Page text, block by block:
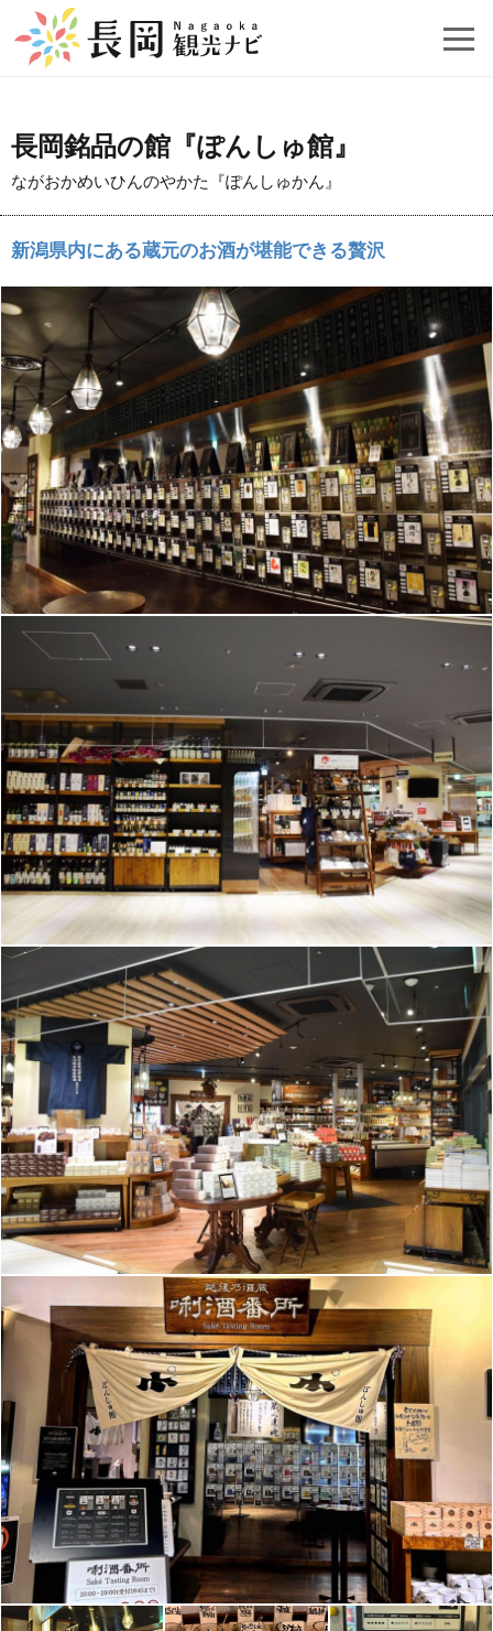
長岡銘品の館『ぽんしゅ館』
ながおかめいひんのやかた『ぽんしゅかん』
新潟県内にある蔵元のお酒が堪能できる贅沢